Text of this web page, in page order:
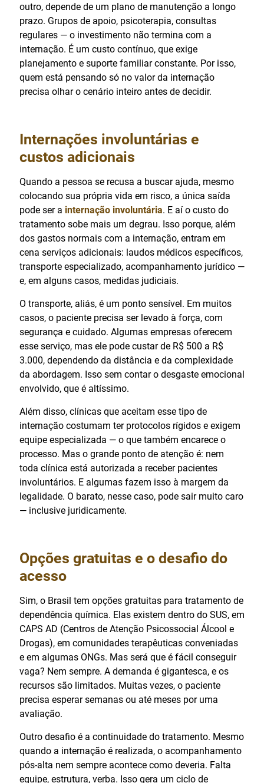
outro, depende de um plano de manutenção a longo
prazo. Grupos de apoio, psicoterapia, consultas
regulares — o investimento não termina com a
internação. É um custo contínuo, que exige
planejamento e suporte familiar constante. Por isso,
quem está pensando só no valor da internação
precisa olhar o cenário inteiro antes de decidir.
Internações involuntárias e
custos adicionais
Quando a pessoa se recusa a buscar ajuda, mesmo
colocando sua própria vida em risco, a única saída
pode ser a internação involuntária. E aí o custo do
tratamento sobe mais um degrau. Isso porque, além
dos gastos normais com a internação, entram em
cena serviços adicionais: laudos médicos específicos,
transporte especializado, acompanhamento jurídico —
e, em alguns casos, medidas judiciais.
O transporte, aliás, é um ponto sensível. Em muitos
casos, o paciente precisa ser levado à força, com
segurança e cuidado. Algumas empresas oferecem
esse serviço, mas ele pode custar de R$ 500 a R$
3.000, dependendo da distância e da complexidade
da abordagem. Isso sem contar o desgaste emocional
envolvido, que é altíssimo.
Além disso, clínicas que aceitam esse tipo de
internação costumam ter protocolos rígidos e exigem
equipe especializada — o que também encarece o
processo. Mas o grande ponto de atenção é: nem
toda clínica está autorizada a receber pacientes
involuntários. E algumas fazem isso à margem da
legalidade. O barato, nesse caso, pode sair muito caro
— inclusive juridicamente.
Opções gratuitas e o desafio do
acesso
Sim, o Brasil tem opções gratuitas para tratamento de
dependência química. Elas existem dentro do SUS, em
CAPS AD (Centros de Atenção Psicossocial Álcool e
Drogas), em comunidades terapêuticas conveniadas
e em algumas ONGs. Mas será que é fácil conseguir
vaga? Nem sempre. A demanda é gigantesca, e os
recursos são limitados. Muitas vezes, o paciente
precisa esperar semanas ou até meses por uma
avaliação.
Outro desafio é a continuidade do tratamento. Mesmo
quando a internação é realizada, o acompanhamento
pós-alta nem sempre acontece como deveria. Falta
equipe, estrutura, verba. Isso gera um ciclo de